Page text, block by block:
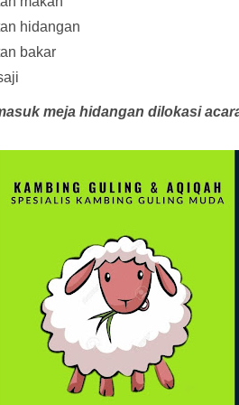
hidangan
bakar
meja hidangan dilokasi